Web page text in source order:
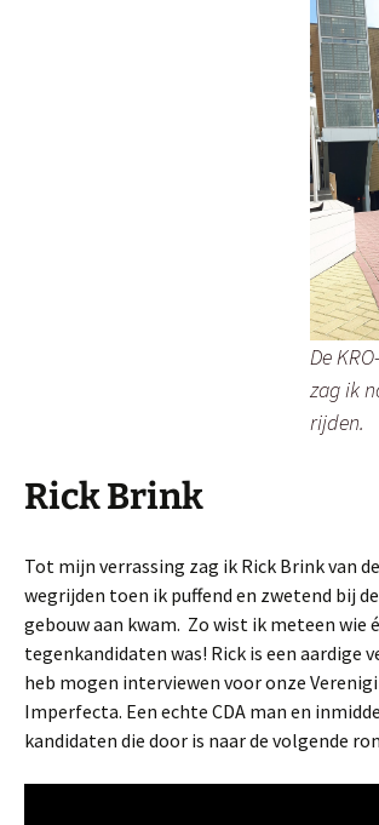
De
zag ik
rijden.
Rick Brink
Tot mijn verrassing zag ik Rick Brink van
wegrijden toen ik puffend en zwetend bij
gebouw aan kwam. Zo wist ik meteen wie
tegenkandidaten was! Rick is een aardige
heb mogen interviewen voor onze
Imperfecta. Een echte CDA man en
kandidaten die door is naar de volgende